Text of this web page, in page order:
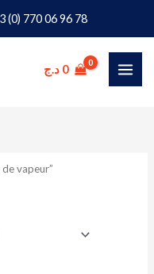
(0) 770 06 96 78
0 د.ج
vapeur”